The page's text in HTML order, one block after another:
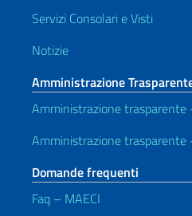
Servizi Consolari e Visti
Notizie
Amministrazione
Amministrazione trasparente
Amministrazione trasparente
Domande frequenti
Faq – MAECI